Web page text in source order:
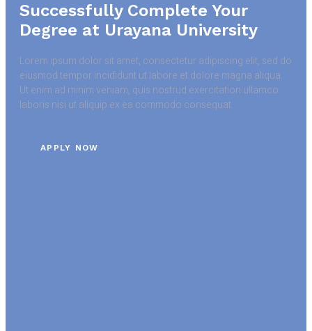
Successfully Complete Your
Degree at Urayana University
Lorem ipsum dolor sit amet, consectetur adipiscing elit, sed do
eiusmod tempor incididunt ut labore et dolore magna aliqua.
Ut enim ad minim veniam, quis nostrud exercitation ullamco
laboris nisi ut aliquip ex ea commodo consequat
APPLY NOW